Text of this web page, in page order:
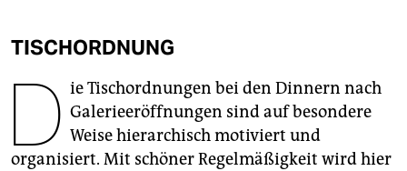
unterstützen
abo
genossenschaft
epaper login
TISCHORDNUNG
D ie Tischordnungen bei den Dinnern nach
Galerieeröffnungen sind auf besondere
Weise hierarchisch motiviert und
organisiert. Mit schöner Regelmäßigkeit wird hier